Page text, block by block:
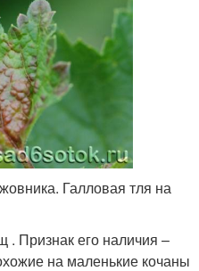
Галловая тля на
Признак его наличия –
на маленькие кочаны